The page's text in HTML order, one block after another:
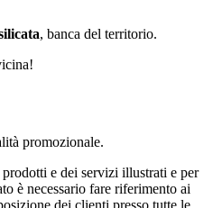
, banca del territorio.
promozionale.
e dei servizi illustrati e per
è necessario fare riferimento ai
dei clienti presso tutte le